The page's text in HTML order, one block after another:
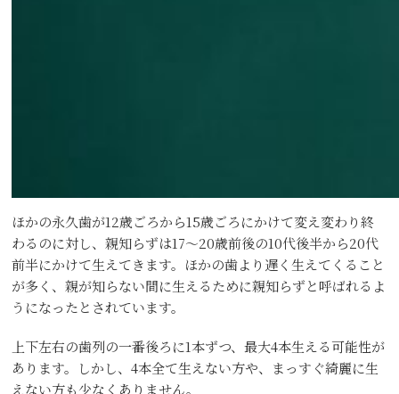
ほかの永久歯が12歳ごろから15歳ごろにかけて変え変わり終
わるのに対し、親知らずは17〜20歳前後の10代後半から20代
前半にかけて生えてきます。ほかの歯より遅く生えてくること
が多く、親が知らない間に生えるために親知らずと呼ばれるよ
うになったとされています。
上下左右の歯列の一番後ろに1本ずつ、最大4本生える可能性が
あります。しかし、4本全て生えない方や、まっすぐ綺麗に生
えない方も少なくありません。